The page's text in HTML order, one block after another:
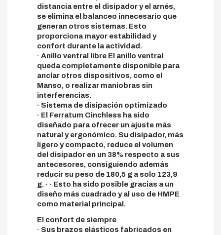
distancia entre el disipador y el arnés,
se elimina el balanceo innecesario que
generan otros sistemas. Esto
proporciona mayor estabilidad y
confort durante la actividad.
· Anillo ventral libre El anillo ventral
queda completamente disponible para
anclar otros dispositivos, como el
Manso, o realizar maniobras sin
interferencias.
· Sistema de disipación optimizado
· El Ferratum Cinchless ha sido
diseñado para ofrecer un ajuste más
natural y ergonómico. Su disipador, más
ligero y compacto, reduce el volumen
del disipador en un 38% respecto a sus
antecesores, consiguiendo además
reducir su peso de 180,5 g a solo 123,9
g. · · Esto ha sido posible gracias a un
diseño más cuadrado y al uso de HMPE
como material principal.
El confort de siempre
· Sus brazos elásticos fabricados en